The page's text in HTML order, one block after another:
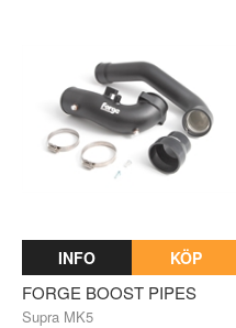
INFO KÖP
FORGE BOOST PIPES
Supra MK5